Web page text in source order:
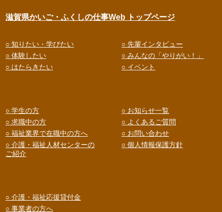
滋賀県かいご・ふくしの仕事Web トップページ
○ 知りたい・学びたい
○ 体験したい
○ はたらきたい
○ 先輩インタビュー
○ みんなの「やりがい！」
○ イベント
○ 学生の方
○ 求職中の方
○ 福祉業界で在職中の方へ
○ 介護・福祉人材センターの
ご紹介
○ お知らせ一覧
○ よくあるご質問
○ お問い合わせ
○ 個人情報保護方針
○ 介護・福祉応援貸付金
○ 事業者の方へ